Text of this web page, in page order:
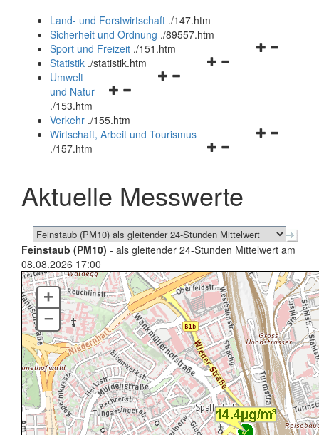
und
schließen
Land- und Forstwirtschaft ./147.htm
Sicherheit und Ordnung ./89557.htm
Navigationsmenü
Sport und Freizeit ./151.htm
Navigationsmenü
Statistik ./statistik.htm
Navigationsmenü
und
schließen
Umwelt
und Natur
./153.htm
Verkehr ./155.htm
Navigationsmenü
schließen
Wirtschaft, Arbeit und Tourismus
./157.htm
Aktuelle Messwerte
Feinstaub (PM10) - als gleitender 24-Stunden Mittelwert am
08.08.2026 17:00
+
–